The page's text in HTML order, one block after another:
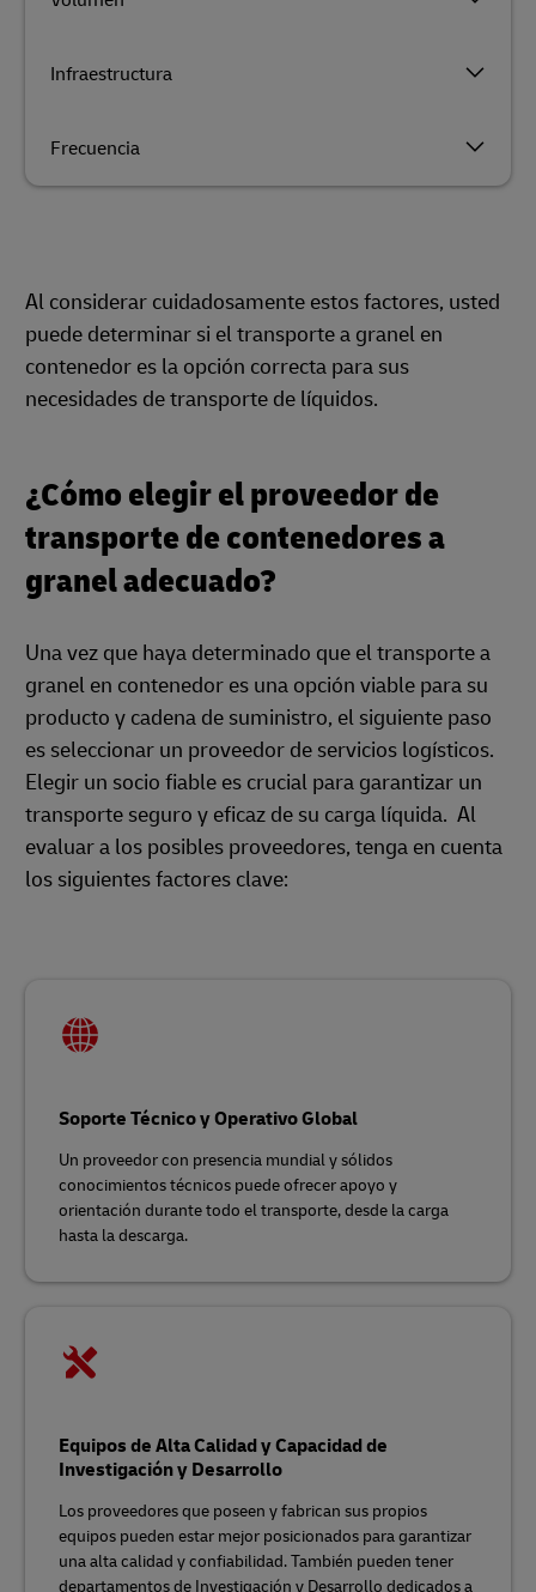
Infraestructura
Frecuencia
Al considerar cuidadosamente estos factores, usted
puede determinar si el transporte a granel en
contenedor es la opción correcta para sus
necesidades de transporte de líquidos.
¿Cómo elegir el proveedor de
transporte de contenedores a
granel adecuado?
Una vez que haya determinado que el transporte a
granel en contenedor es una opción viable para su
producto y cadena de suministro, el siguiente paso
es seleccionar un proveedor de servicios logísticos.
Elegir un socio fiable es crucial para garantizar un
transporte seguro y eficaz de su carga líquida. Al
evaluar a los posibles proveedores, tenga en cuenta
los siguientes factores clave:
Soporte Técnico y Operativo Global
Un proveedor con presencia mundial y sólidos
conocimientos técnicos puede ofrecer apoyo y
orientación durante todo el transporte, desde la carga
hasta la descarga.
Equipos de Alta Calidad y Capacidad de
Investigación y Desarrollo
Los proveedores que poseen y fabrican sus propios
equipos pueden estar mejor posicionados para garantizar
una alta calidad y confiabilidad. También pueden tener
departamentos de Investigación y Desarrollo dedicados a